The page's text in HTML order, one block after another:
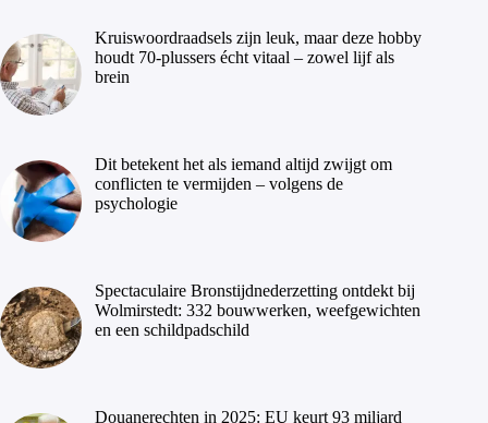
Kruiswoordraadsels zijn leuk, maar deze hobby
houdt 70-plussers écht vitaal – zowel lijf als
brein
Dit betekent het als iemand altijd zwijgt om
conflicten te vermijden – volgens de
psychologie
Spectaculaire Bronstijdnederzetting ontdekt bij
Wolmirstedt: 332 bouwwerken, weefgewichten
en een schildpadschild
Douanerechten in 2025: EU keurt 93 miljard